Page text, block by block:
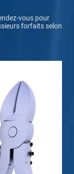
vous pour
forfaits selon